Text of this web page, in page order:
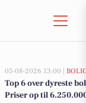
05-08-2026 13:00 |
Top 6 over dyreste
Priser op til